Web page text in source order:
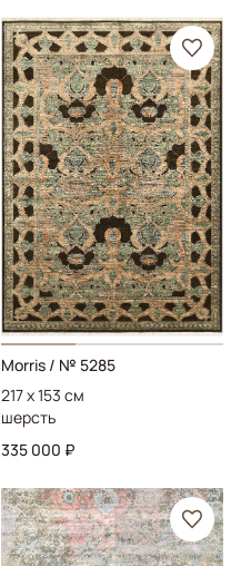
Morris / № 5285
217 x 153 см
шерсть
335 000 ₽